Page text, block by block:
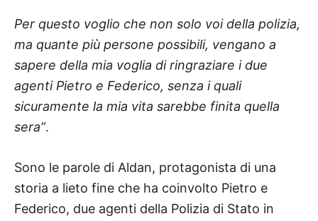
Per questo voglio che non solo voi della polizia,
ma quante più persone possibili, vengano a
sapere della mia voglia di ringraziare i due
agenti Pietro e Federico, senza i quali
sicuramente la mia vita sarebbe finita quella
sera”.
Sono le parole di Aldan, protagonista di una
storia a lieto fine che ha coinvolto Pietro e
Federico, due agenti della Polizia di Stato in